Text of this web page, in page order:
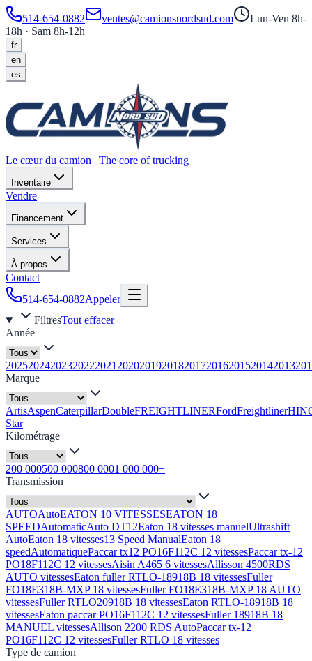
514-654-0882 ventes@camionsnordsud.com
Lun-Ven 8h-
18h · Sam 8h-12h
fr
en
es
Le cœur du camion | The core of trucking
Inventaire
Vendre
Financement
Services
À propos
Contact
514-654-0882Appeler
FiltresTout effacer
Année
20252024202320222021 20202019201820172016201520142013
Marque
ArtisAspenCaterpillarDoubleFREIGHTLINERFordFreightliner
Star
Kilométrage
200 000500 000800 0001 000 000+
Transmission
AUTOAutoEATON 10 VITESSESEATON 18
SPEEDAutomaticAuto DT12Eaton 18 vitesses manuelUltrashift
AutoEaton 18 vitesses13 Speed ManualEaton 18
speedAutomatiquePaccar tx12 PO16F112C 12 vitessesPaccar tx-12
PO18F112C 12 vitessesAisin A465 6 vitessesAllisson 4500RDS
AUTO vitessesEaton fuller RTLO-18918B 18 vitessesFuller
FO18E318B-MXP 18 vitessesFuller FO18E318B-MXP 18 AUTO
vitessesFuller RTLO20918B 18 vitessesEaton RTLO-18918B 18
vitessesEaton paccar PO16F112C 12 vitessesFuller 18918B 18
MANUEL vitessesAllison 2200 RDS AutoPaccar tx-12
PO16F112C 12 vitessesFuller RTLO 18 vitesses
Type de camion